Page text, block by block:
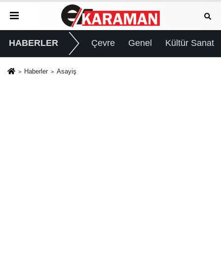
HABERLER Çevre Genel Kültür Sanat
Haberler Asayiş